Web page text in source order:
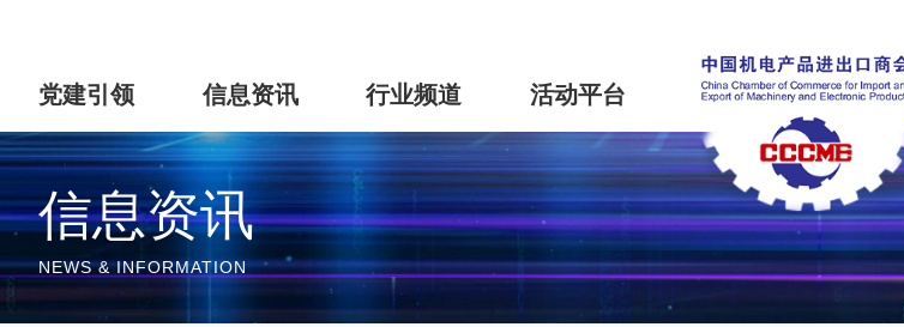
党建引领 信息资讯 行业频道 活动平台
信息资讯
NEWS & INFORMATION